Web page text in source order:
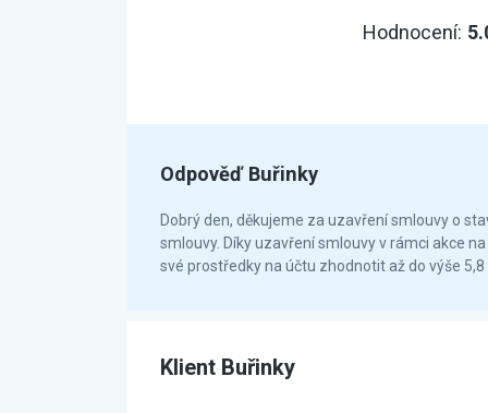
Hodnocení:
Odpověď Buřinky
Dobrý den, děkujeme za uzavření smlouvy o
smlouvy. Díky uzavření smlouvy v rámci akce
své prostředky na účtu zhodnotit až do výše
Klient Buřinky